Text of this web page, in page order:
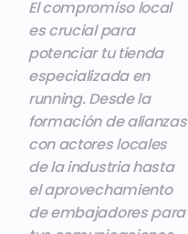
El compromiso local
es crucial para
potenciar tu tienda
especializada en
running. Desde la
formación de alianzas
con actores locales
de la industria hasta
el aprovechamiento
de embajadores para